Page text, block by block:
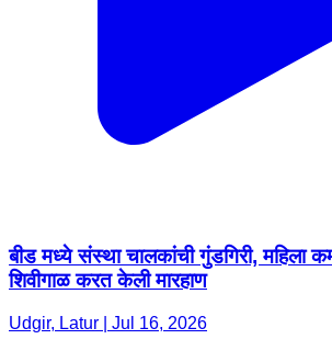
बीड मध्ये संस्था चालकांची गुंडगिरी, महिला
शिवीगाळ करत केली मारहाण
Udgir, Latur | Jul 16, 2026